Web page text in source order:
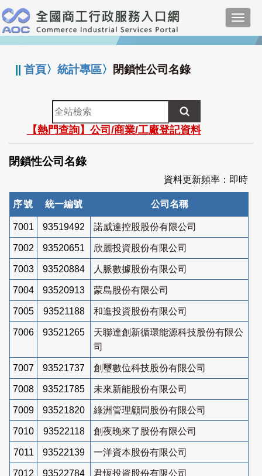
跳
到
主
要
:::
||首頁〉統計專區〉 閉鎖性公司名錄
全
站
檢
索
【熱門查詢】公司/商業/工廠登記資料
閉鎖性公司名錄
資料更新頻率：即時
序號 統一編號 公司名稱
7001 93519492 諾威達控股股份有限公司
7002 93520651 欣麗投資股份有限公司
7003 93520884 人脈數據股份有限公司
7004 93520913 蒙島股份有限公司
7005 93521188 和進投資股份有限公司
7006 93521265
天聯達創新循環能源科技股份有限公
司
7007 93521737 創璽數位科技股份有限公司
7008 93521785 未來新能股份有限公司
7009 93521820 綠洲管理顧問股份有限公司
7010 93522118 創夜晚來了股份有限公司
7011 93522139 一洋資本股份有限公司
7012 93522784 君恆投資股份有限公司